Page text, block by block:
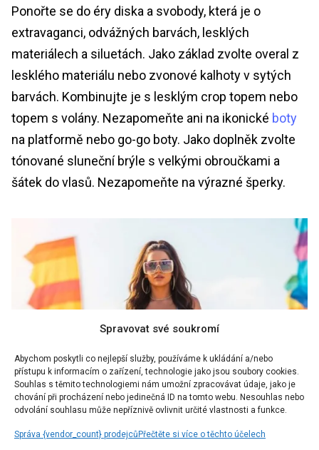
Spravovat své soukromí
Abychom poskytli co nejlepší služby, používáme k ukládání a/nebo
přístupu k informacím o zařízení, technologie jako jsou soubory cookies.
Souhlas s těmito technologiemi nám umožní zpracovávat údaje, jako je
chování při procházení nebo jedinečná ID na tomto webu. Nesouhlas nebo
odvolání souhlasu může nepříznivě ovlivnit určité vlastnosti a funkce.
Správa {vendor_count} prodejcůPřečtěte si více o těchto účelech
Ponořte se do éry diska a svobody, která je o
extravaganci, odvážných barvách, lesklých
materiálech a siluetách. Jako základ zvolte overal z
lesklého materiálu nebo zvonové kalhoty v sytých
barvách. Kombinujte je s lesklým crop topem nebo
topem s volány. Nezapomeňte ani na ikonické boty
na platformě nebo go-go boty. Jako doplněk zvolte
tónované sluneční brýle s velkými obroučkami a
šátek do vlasů. Nezapomeňte na výrazné šperky.